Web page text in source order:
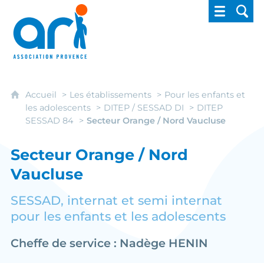
ARI - Association régionale pour
Accueil Les établissements
Pour les enfants et
les adolescents
DITEP / SESSAD DI
DITEP
SESSAD 84
Secteur Orange / Nord Vaucluse
Secteur Orange / Nord
Vaucluse
SESSAD, internat et semi internat
pour les enfants et les adolescents
Cheffe de service : Nadège HENIN